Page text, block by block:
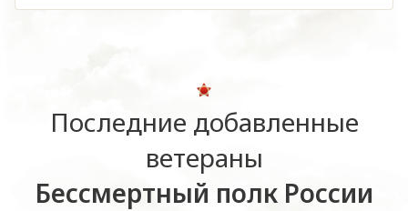
Последние добавленные
ветераны
Бессмертный полк России